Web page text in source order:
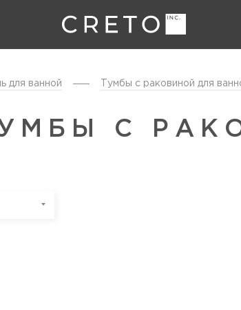
для ванной Тумбы с раковиной для
С